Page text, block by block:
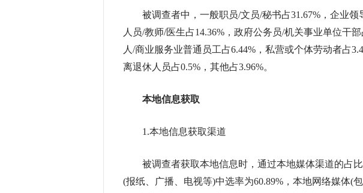
被调查者中，一般职员/文员/秘书占31.67%，企业领
人员/教师/医生占14.36%，政府公务员/机关事业单位干
人/商业服务业普通员工占6.44%，私营或个体劳动者占
离退休人员占0.5%，其他占3.96%。
本地信息获取
1.本地信息获取渠道
被调查者获取本地信息时，通过本地媒体渠道的占比
(报纸、广播、电视等)中选率为60.89%，本地网络媒体(